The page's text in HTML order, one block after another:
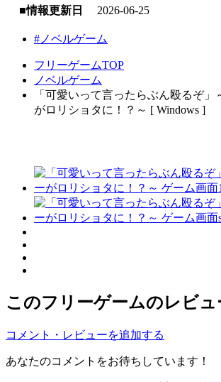
■情報更新日
2026-06-25
#ノベルゲーム
フリーゲームTOP
ノベルゲーム
「可愛いって言ったらぶん殴るぞ」
がロリショタに！？～ [ Windows ]
このフリーゲームのレビュ
コメント・レビューを追加する
あなたのコメントをお待ちしています！